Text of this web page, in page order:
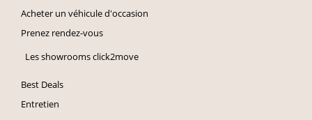
Acheter un véhicule d'occasion
Prenez rendez-vous
Les showrooms click2move
Best Deals
Entretien